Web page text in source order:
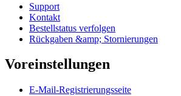
Support
Kontakt
Bestellstatus verfolgen
Rückgaben &amp; Stornierungen
Voreinstellungen
E-Mail-Registrierungsseite